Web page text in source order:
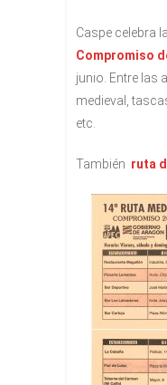
Caspe celebra la
Compromiso
junio. Entre las
medieval,
etc.
También ruta